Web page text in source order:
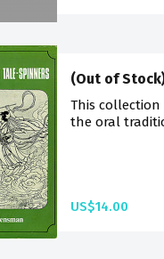
(Out of
This
the oral
US$14.00